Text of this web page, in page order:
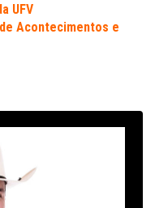
UFV
Acontecimentos e